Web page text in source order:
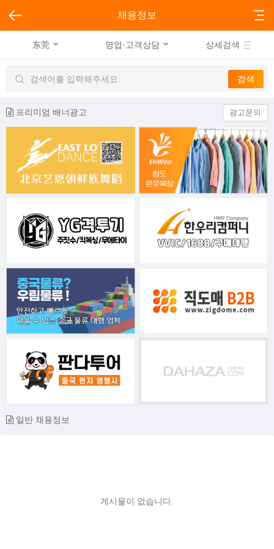
채용정보
东莞 영업·고객상담 상세검색
프리미엄 배너광고 광고문의
일반 채용정보
게시물이 없습니다.